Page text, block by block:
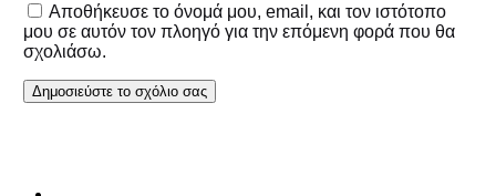
Αποθήκευσε το όνομά μου, email, και τον ιστότοπο
μου σε αυτόν τον πλοηγό για την επόμενη φορά που θα
σχολιάσω.